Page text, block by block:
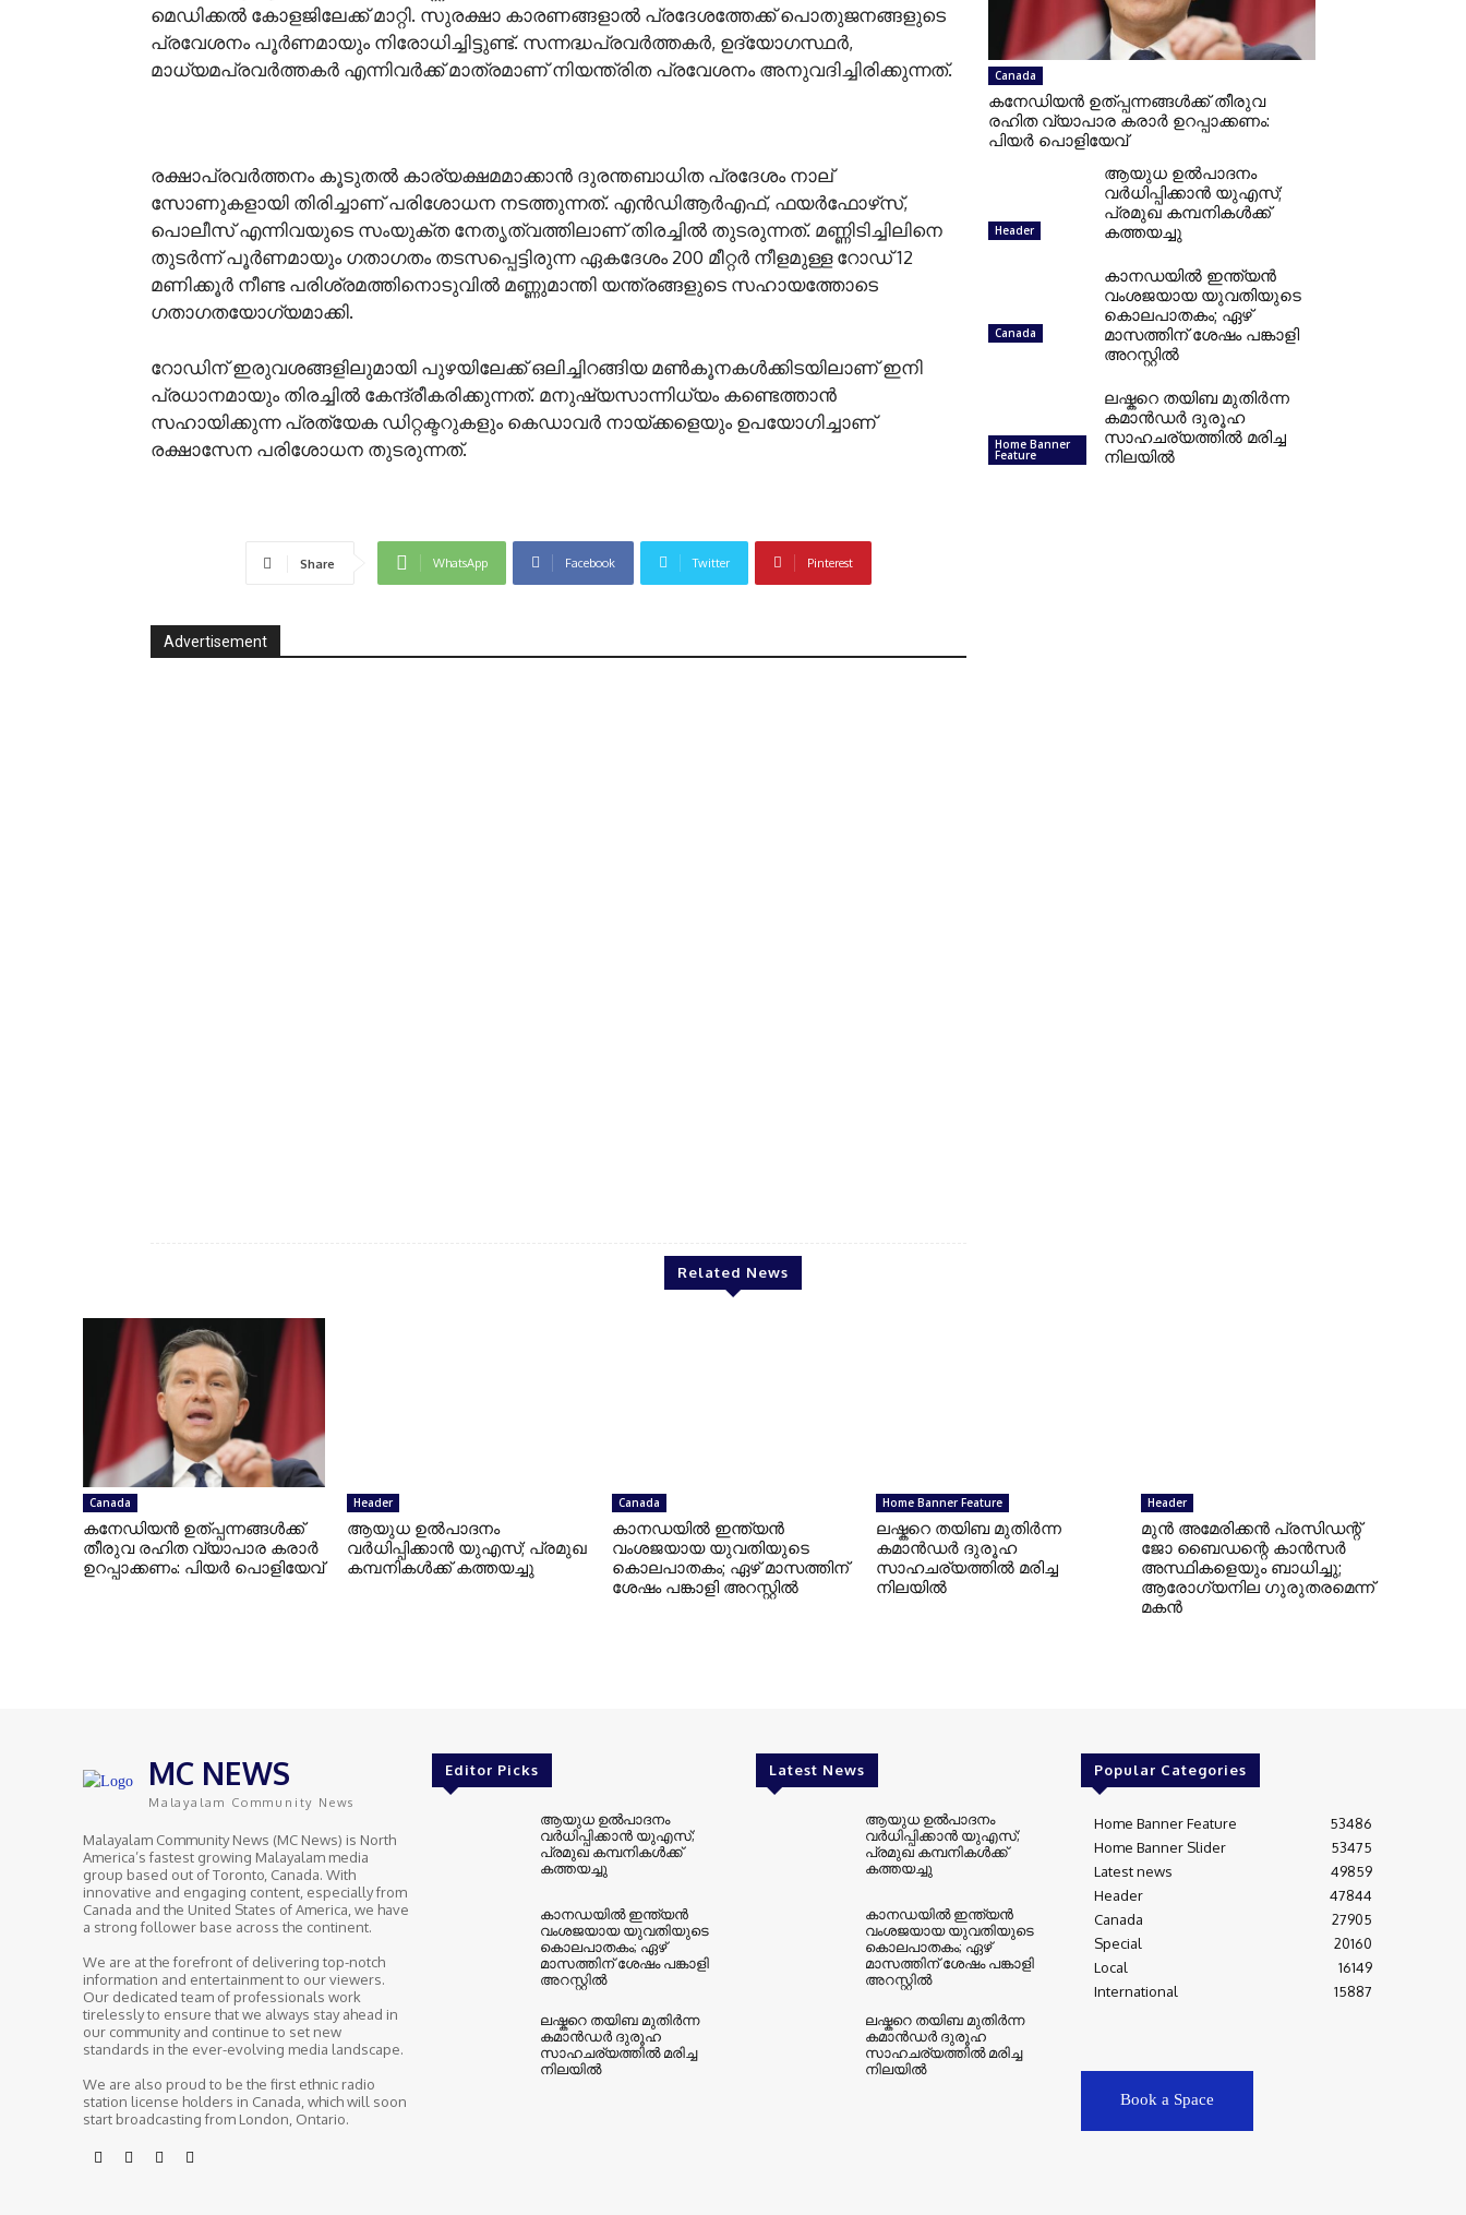
മെഡിക്കൽ കോളജിലേക്ക് മാറ്റി. സുരക്ഷാ കാരണങ്ങളാൽ പ്രദേശത്തേക്ക് പൊതുജനങ്ങളുടെ
പ്രവേശനം പൂർണമായും നിരോധിച്ചിട്ടുണ്ട്. സന്നദ്ധപ്രവർത്തകർ, ഉദ്യോഗസ്ഥർ,
മാധ്യമപ്രവർത്തകർ എന്നിവർക്ക് മാത്രമാണ് നിയന്ത്രിത പ്രവേശനം അനുവദിച്ചിരിക്കുന്നത്.
രക്ഷാപ്രവർത്തനം കൂടുതൽ കാര്യക്ഷമമാക്കാൻ ദുരന്തബാധിത പ്രദേശം നാല്
സോണുകളായി തിരിച്ചാണ് പരിശോധന നടത്തുന്നത്. എൻഡിആർഎഫ്, ഫയർഫോഴ്‌സ്,
പൊലീസ് എന്നിവയുടെ സംയുക്ത നേതൃത്വത്തിലാണ് തിരച്ചിൽ തുടരുന്നത്. മണ്ണിടിച്ചിലിനെ
തുടർന്ന് പൂർണമായും ഗതാഗതം തടസപ്പെട്ടിരുന്ന ഏകദേശം 200 മീറ്റർ നീളമുള്ള റോഡ് 12
മണിക്കൂർ നീണ്ട പരിശ്രമത്തിനൊടുവിൽ മണ്ണുമാന്തി യന്ത്രങ്ങളുടെ സഹായത്തോടെ
ഗതാഗതയോഗ്യമാക്കി.
റോഡിന് ഇരുവശങ്ങളിലുമായി പുഴയിലേക്ക് ഒലിച്ചിറങ്ങിയ മൺകൂനകൾക്കിടയിലാണ് ഇനി
പ്രധാനമായും തിരച്ചിൽ കേന്ദ്രീകരിക്കുന്നത്. മനുഷ്യസാന്നിധ്യം കണ്ടെത്താൻ
സഹായിക്കുന്ന പ്രത്യേക ഡിറ്റക്ടറുകളും കെഡാവർ നായ്ക്കളെയും ഉപയോഗിച്ചാണ്
രക്ഷാസേന പരിശോധന തുടരുന്നത്.
Share WhatsApp Facebook Twitter Pinterest
Advertisement
Canada
കനേഡിയന്‍ ഉത്പ്പന്നങ്ങള്‍ക്ക് തീരുവ
രഹിത വ്യാപാര കരാര്‍ ഉറപ്പാക്കണം:
പിയര്‍ പൊളിയേവ്
Header
ആയുധ ഉല്‍പാദനം
വര്‍ധിപ്പിക്കാന്‍ യുഎസ്;
പ്രമുഖ കമ്പനികള്‍ക്ക്
കത്തയച്ചു
Canada
കാനഡയില്‍ ഇന്ത്യന്‍
വംശജയായ യുവതിയുടെ
കൊലപാതകം; ഏഴ്
മാസത്തിന് ശേഷം പങ്കാളി
അറസ്റ്റില്‍
Home Banner
Feature
ലഷ്കറെ തയിബ മുതിർന്ന
കമാൻഡർ ദുരൂഹ
സാഹചര്യത്തിൽ മരിച്ച
നിലയിൽ
Related News
Canada
കനേഡിയന്‍ ഉത്പ്പന്നങ്ങള്‍ക്ക്
തീരുവ രഹിത വ്യാപാര കരാര്‍
ഉറപ്പാക്കണം: പിയര്‍ പൊളിയേവ്
Header
ആയുധ ഉല്‍പാദനം
വര്‍ധിപ്പിക്കാന്‍ യുഎസ്; പ്രമുഖ
കമ്പനികള്‍ക്ക് കത്തയച്ചു
Canada
കാനഡയില്‍ ഇന്ത്യന്‍
വംശജയായ യുവതിയുടെ
കൊലപാതകം; ഏഴ് മാസത്തിന്
ശേഷം പങ്കാളി അറസ്റ്റില്‍
Home Banner Feature
ലഷ്കറെ തയിബ മുതിർന്ന
കമാൻഡർ ദുരൂഹ
സാഹചര്യത്തിൽ മരിച്ച
നിലയിൽ
Header
മുന്‍ അമേരിക്കന്‍ പ്രസിഡന്റ്
ജോ ബൈഡന്റെ കാന്‍സര്‍
അസ്ഥികളെയും ബാധിച്ചു;
ആരോഗ്യനില ഗുരുതരമെന്ന്
മകന്‍
MC NEWS
Malayalam Community News
Malayalam Community News (MC News) is North
America’s fastest growing Malayalam media
group based out of Toronto, Canada. With
innovative and engaging content, especially from
Canada and the United States of America, we have
a strong follower base across the continent.
We are at the forefront of delivering top-notch
information and entertainment to our viewers.
Our dedicated team of professionals work
tirelessly to ensure that we always stay ahead in
our community and continue to set new
standards in the ever-evolving media landscape.
We are also proud to be the first ethnic radio
station license holders in Canada, which will soon
start broadcasting from London, Ontario.
Editor Picks
ആയുധ ഉല്‍പാദനം
വര്‍ധിപ്പിക്കാന്‍ യുഎസ്;
പ്രമുഖ കമ്പനികള്‍ക്ക്
കത്തയച്ചു
കാനഡയില്‍ ഇന്ത്യന്‍
വംശജയായ യുവതിയുടെ
കൊലപാതകം; ഏഴ്
മാസത്തിന് ശേഷം പങ്കാളി
അറസ്റ്റില്‍
ലഷ്കറെ തയിബ മുതിർന്ന
കമാൻഡർ ദുരൂഹ
സാഹചര്യത്തിൽ മരിച്ച
നിലയിൽ
Latest News
ആയുധ ഉല്‍പാദനം
വര്‍ധിപ്പിക്കാന്‍ യുഎസ്;
പ്രമുഖ കമ്പനികള്‍ക്ക്
കത്തയച്ചു
കാനഡയില്‍ ഇന്ത്യന്‍
വംശജയായ യുവതിയുടെ
കൊലപാതകം; ഏഴ്
മാസത്തിന് ശേഷം പങ്കാളി
അറസ്റ്റില്‍
ലഷ്കറെ തയിബ മുതിർന്ന
കമാൻഡർ ദുരൂഹ
സാഹചര്യത്തിൽ മരിച്ച
നിലയിൽ
Popular Categories
Home Banner Feature
53486
Home Banner Slider
53475
Latest news
49859
Header
47844
Canada
27905
Special
20160
Local
16149
International
15887
Book a Space